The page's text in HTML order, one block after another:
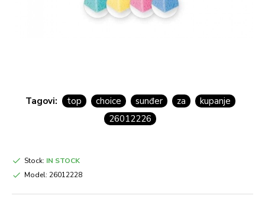
Tagovi: top choice sunđer za
kupanje
26012226
Stock: IN STOCK
Model: 26012228